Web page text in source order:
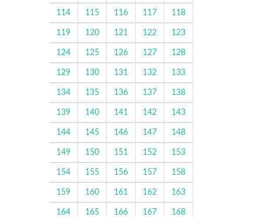
114 115 116 117 118
119 120 121 122 123
124 125 126 127 128
129 130 131 132 133
134 135 136 137 138
139 140 141 142 143
144 145 146 147 148
149 150 151 152 153
154 155 156 157 158
159 160 161 162 163
164 165 166 167 168